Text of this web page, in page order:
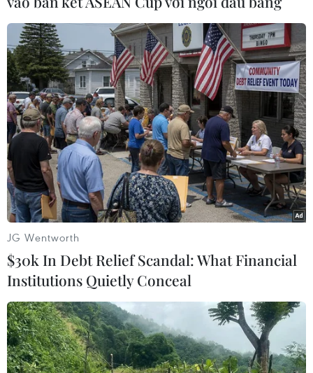
Tại sao đàn ông lại dành rất nhiều thời
gian trong nhà vệ sinh?
13/04/2021 22:00
Nếu bạn gặp một người đàn ông luôn dành nhiều thời
gian ở trong phòng một mình nghĩa là anh ấy đang cố
gắng làm tăng lượng testosterone bị suy giảm để trở
thành một người bạn đời tốt.
JG Wentworth
$30k In Debt Relief Scandal: What Financial
Institutions Quietly Conceal